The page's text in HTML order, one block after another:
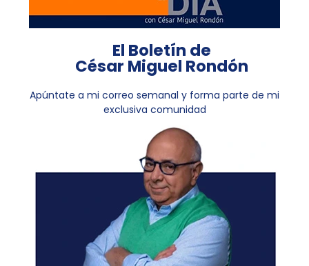
El Boletín de
César Miguel Rondón
Apúntate a mi correo semanal y forma parte de mi
exclusiva comunidad